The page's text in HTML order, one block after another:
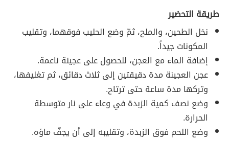
طريقة التحضير
نخل الطحين، والملح، ثمّ وضع الحليب فوقهما، وتقليب
المكونات جيداً.
إضافة الماء مع العجن، للحصول على عجينة ناعمة.
عجن العجينة مدة دقيقتين إلى ثلاث دقائق، ثم تغليفها،
وتركها مدة ساعة حتى ترتاح.
وضع نصف كمية الزبدة في وعاء على نار متوسطة
الحرارة.
وضع اللحم فوق الزبدة، وتقليبه إلى أن يجفّ ماؤه.